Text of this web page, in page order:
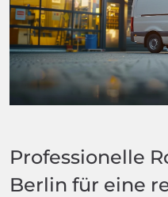
Professionelle
Berlin für eine